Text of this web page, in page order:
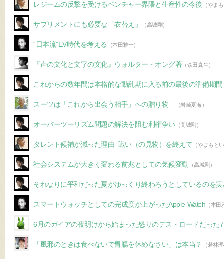
レジームの反撃を受けるベンチャー界隈と生産性の今後 （やま
サプリメントにも必要な「衣替え」 （高城剛）
“日本流”EV時代を考える （本田雅一）
『声の文化と文字の文化』ウォルター・オング著 （森田真生）
これからの数年間は本格的な動乱期に入る前の最後の準備期間
スーツは「これから出会う相手」への贈り物 （岩崎夏海）
オーバーツーリズム問題の解決を阻む利権争い （高城剛）
タレント候補が減った理由–戦い（の見物）を終えて （やまもと
社会システムが大きく変わる前兆としての気候変動 （高城剛）
それなりに平和だった夏がゆっくり終わろうとしているのを
スマートウォッチとしての完成度が上がったApple Watch （本田
6月のガイアの夜明けから始まった怒りのデス・ロードだった
「風邪のときは食べないで胃腸を休めなさい」は本当？ （若林